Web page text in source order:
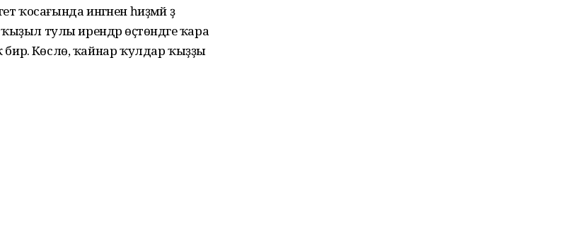
ҡосағында ингәнен һиҙмәй ҙә
тулы ирендәр өҫтөндәге ҡара
Көслө, ҡайнар ҡулдар ҡыҙҙы